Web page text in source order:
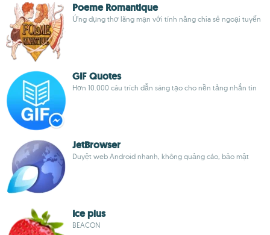
Poeme Romantique
Ứng dụng thơ lãng mạn với tính năng chia sẻ ngoại tuyến
GIF Quotes
Hơn 10.000 câu trích dẫn sáng tạo cho nền tảng nhắn tin
JetBrowser
Duyệt web Android nhanh, không quảng cáo, bảo mật
Ice plus
BEACON